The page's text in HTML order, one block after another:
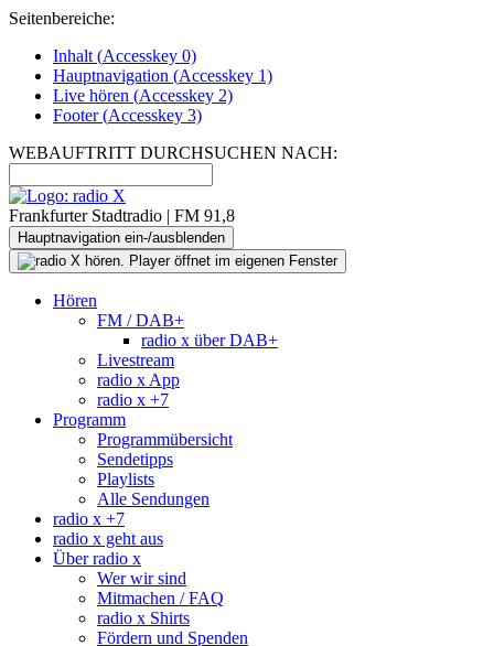
Seitenbereiche:
Inhalt (Accesskey 0)
Hauptnavigation (Accesskey 1)
Live hören (Accesskey 2)
Footer(Accesskey 3)
WEBAUFTRITT DURCHSUCHEN NACH:
Frankfurter Stadtradio | FM 91,8
Hauptnavigation ein-/ausblenden
Hören
FM / DAB+
radio x über DAB+
Livestream
radio x App
radio x +7
Programm
Programmübersicht
Sendetipps
Playlists
Alle Sendungen
radio x +7
radio x geht aus
Über radio x
Wer wir sind
Mitmachen / FAQ
radio x Shirts
Fördern und Spenden